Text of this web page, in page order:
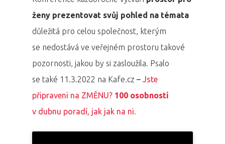
ženy prezentovat svůj pohled na témata
důležitá pro celou společnost, kterým
se nedostává ve veřejném prostoru takové
pozornosti, jakou by si zasloužila. Psalo
se také 11.3.2022 na Kafe.cz – Jste
připraveni na ZMĚNU? 100 osobností
v dubnu poradí, jak jak na ni.